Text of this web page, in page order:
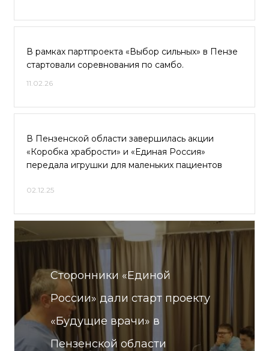
В рамках партпроекта «Выбор сильных» в Пензе
стартовали соревнования по самбо.
11.02.26
В Пензенской области завершилась акции
«Коробка храбрости» и «Единая Россия»
передала игрушки для маленьких пациентов
02.12.25
Сторонники «Единой
России» дали старт проекту
«Будущие врачи» в
Пензенской области